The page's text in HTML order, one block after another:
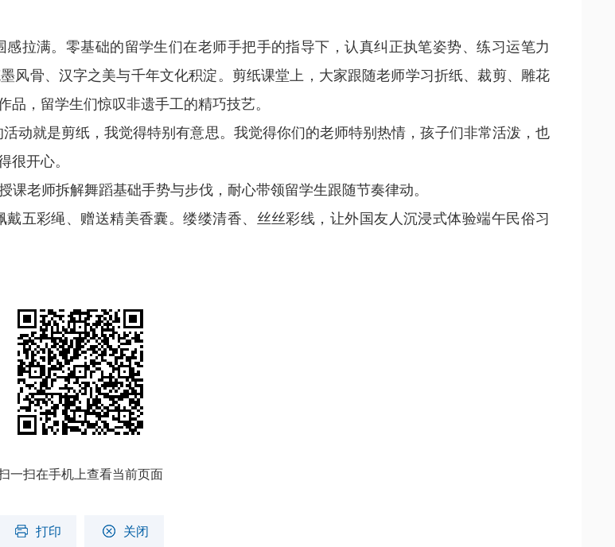
拉满。零基础的留学生们在老师手把手的指导下，认真纠正执笔姿势、练习运笔力
风骨、汉字之美与千年文化积淀。剪纸课堂上，大家跟随老师学习折纸、裁剪、雕花
，留学生们惊叹非遗手工的精巧技艺。
动就是剪纸，我觉得特别有意思。我觉得你们的老师特别热情，孩子们非常活泼，也
很开心。
老师拆解舞蹈基础手势与步伐，耐心带领留学生跟随节奏律动。
五彩绳、赠送精美香囊。缕缕清香、丝丝彩线，让外国友人沉浸式体验端午民俗习
一扫在手机上查看当前页面
打印 关闭